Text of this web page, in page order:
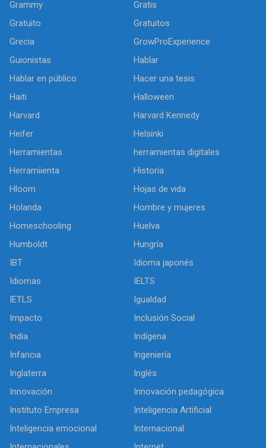
Grammy
Gratis
Gratuito
Gratuitos
Grecia
GrowProExperience
Guionistas
Hablar
Hablar en público
Hacer una tesis
Haiti
Halloween
Harvard
Harvard Kennedy
Heifer
Helsinki
Herramientas
herramientas digitales
Herramiienta
Historia
Hloom
Hojas de vida
Holanda
Hombre y mujeres
Homeschooling
Huelva
Humboldt
Hungría
IBT
Idioma japonés
Idiomas
IELTS
IETLS
Igualdad
Impacto
Inclusión Social
India
Indígena
Infancia
Ingeniería
Inglaterra
Inglés
Innovación
Innovación pedagógica
Instituto Empresa
Inteligencia Artificial
Inteligencia emocional
Internacional